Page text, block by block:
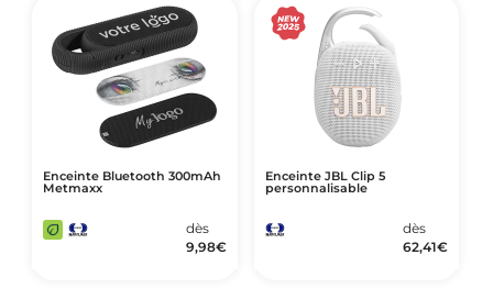
Enceinte Bluetooth 300mAh
Metmaxx
dès
9,98€
Enceinte JBL Clip 5
personnalisable
dès
62,41€